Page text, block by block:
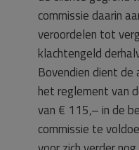
commissie daarin
veroordelen tot
klachtengeld
Bovendien dient
het reglement van
van € 115,– in de
commissie te